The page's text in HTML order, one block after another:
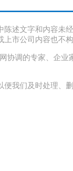
述文字和内容
市公司内容也不
协调的专家、企
我们及时处理、删